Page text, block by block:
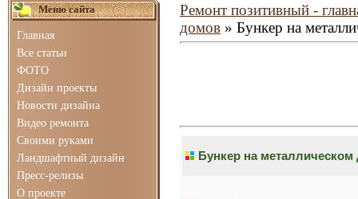
Меню сайта
Главная
Все статьи
ФОТО
Дизайн проекты
Новости дизайна
Видео ремонта
Своими руками
Ландшафтный дизайн
Пресс-релизы
О проекте
Ремонт позитивный -
домов » Бункер на
Бункер на металлическом